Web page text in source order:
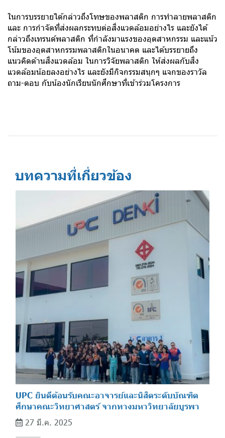
ในการบรรยายได้กล่าวถึงโทษของพลาสติก การทำลายพลาสติก
และ การกำจัดที่ส่งผลกระทบต่อสิ่งแวดล้อมอย่างไร และยังได้
กล่าวถึงเทรนด์พลาสติก ที่กำลังมาแรงของอุตสาหกรรม และแน้ว
โน้มของอุตสาหกรรมพลาสติกในอนาคต และได้บรรยายถึง
แนวคิดด้านสิ่งแวดล้อม ในการวิจัยพลาสติก ให้ส่งผลกับสิ่ง
แวดล้อมน้อยลงอย่างไร และยังมีกิจกรรมสนุกๆ แจกของราวัล
ถาม-ตอบ กับน้องนักเรียนนักศึกษาที่เข้าร่วมโครงการ
บทความที่เกี่ยวข้อง
UPC ยินดีต้อนรับคณะอาจารย์และนิสิตระดับบัณฑิต
ศึกษาคณะวิทยาศาสตร์ จากทางมหาวิทยาลัยบูรพา
27 มี.ค. 2025